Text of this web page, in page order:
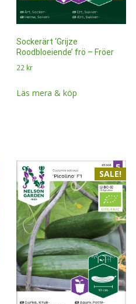
Sockerärt ‘Grijze
Roodbloeiende’ frö – Fröer
22 kr
Läs mera & köp
SALE!